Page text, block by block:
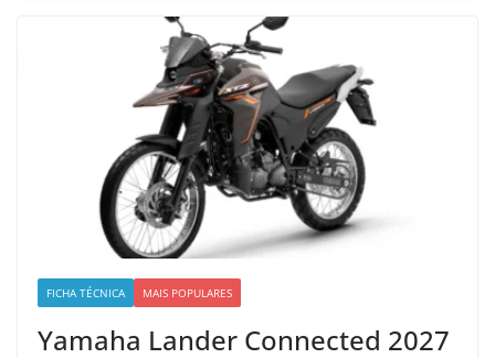
FICHA TÉCNICA MAIS POPULARES
Yamaha Lander Connected 2027